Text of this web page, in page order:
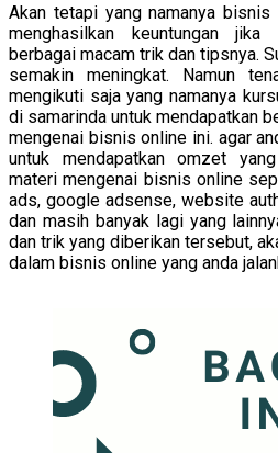
Akan tetapi yang namanya
menghasilkan keuntungan
berbagai macam trik dan tipsnya.
semakin meningkat. Namun
mengikuti saja yang namanya
di samarinda untuk mendapatkan
mengenai bisnis online ini. agar
untuk mendapatkan omzet
materi mengenai bisnis online
ads, google adsense, website
dan masih banyak lagi yang
dan trik yang diberikan tersebut,
dalam bisnis online yang anda